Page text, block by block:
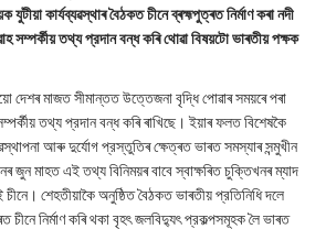
কাৰ্যব্যৱস্থাৰ বৈঠকত চীনে ব্ৰহ্মপুত্ৰত নিৰ্মাণ কৰা নদী
সম্পৰ্কীয় তথ্য প্রদান বন্ধ কৰি থোৱা বিষয়টো ভাৰতীয় পক্ষক
মাজত সীমান্তত উত্তেজনা বৃদ্ধি পোৱাৰ সময়ৰে পৰা
তথ্য প্রদান বন্ধ কৰি ৰাখিছে। ইয়াৰ ফলত বিশেষকৈ
আৰু দুর্যোগ প্রস্তুতিৰ ক্ষেত্ৰত ভাৰত সমস্যাৰ সন্মুখীন
মাহত এই তথ্য বিনিময়ৰ বাবে স্বাক্ষৰিত চুক্তিখনৰ ম্যাদ
শেহতীয়াকৈ অনুষ্ঠিত বৈঠকত ভাৰতীয় প্রতিনিধি দলে
চীনে নির্মাণ কৰি থকা বৃহৎ জলবিদ্যুৎ প্রকল্পসমূহক লৈ ভাৰত